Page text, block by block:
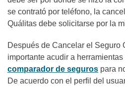
se contrató por teléfono, la
Quálitas debe solicitarse por la
Después de Cancelar el Seguro
importante acudir a herramientas
comparador de seguros para
De acuerdo con el perfil del